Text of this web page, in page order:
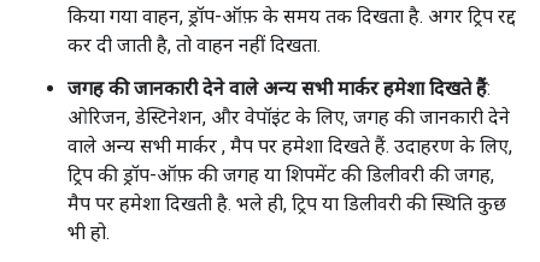
किया गया वाहन, ड्रॉप-ऑफ़ के समय तक दिखता है. अगर ट्रिप रद्द
कर दी जाती है, तो वाहन नहीं दिखता.
जगह की जानकारी देने वाले अन्य सभी मार्कर हमेशा दिखते हैं:
ओरिजन, डेस्टिनेशन, और वेपॉइंट के लिए, जगह की जानकारी देने
वाले अन्य सभी मार्कर , मैप पर हमेशा दिखते हैं. उदाहरण के लिए,
ट्रिप की ड्रॉप-ऑफ़ की जगह या शिपमेंट की डिलीवरी की जगह,
मैप पर हमेशा दिखती है. भले ही, ट्रिप या डिलीवरी की स्थिति कुछ
भी हो.